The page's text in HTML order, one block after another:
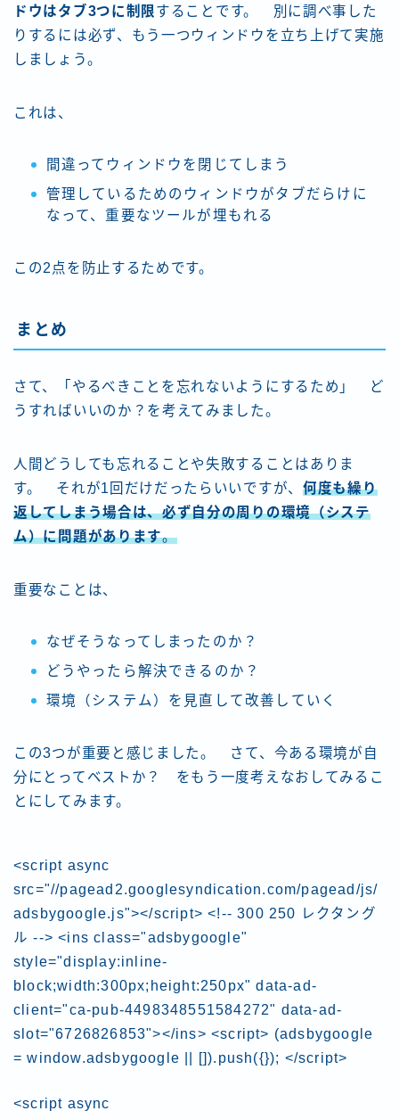
ドウはタブ3つに制限することです。 別に調べ事した
りするには必ず、もう一つウィンドウを立ち上げて実施
しましょう。
これは、
間違ってウィンドウを閉じてしまう
管理しているためのウィンドウがタブだらけに
なって、重要なツールが埋もれる
この2点を防止するためです。
まとめ
さて、「やるべきことを忘れないようにするため」 ど
うすればいいのか？を考えてみました。
人間どうしても忘れることや失敗することはありま
す。 それが1回だけだったらいいですが、 何度も繰り
返してしまう場合は、必ず自分の周りの環境（システ
ム）に問題があります。
重要なことは、
なぜそうなってしまったのか？
どうやったら解決できるのか？
環境（システム）を見直して改善していく
この3つが重要と感じました。 さて、今ある環境が自
分にとってベストか？ をもう一度考えなおしてみるこ
とにしてみます。
<script async
src="//pagead2.googlesyndication.com/pagead/js/
adsbygoogle.js"></script> <!-- 300 250 レクタング
ル --> <ins class="adsbygoogle"
style="display:inline-
block;width:300px;height:250px" data-ad-
client="ca-pub-4498348551584272" data-ad-
slot="6726826853"></ins> <script> (adsbygoogle
= window.adsbygoogle || []).push({}); </script>
<script async